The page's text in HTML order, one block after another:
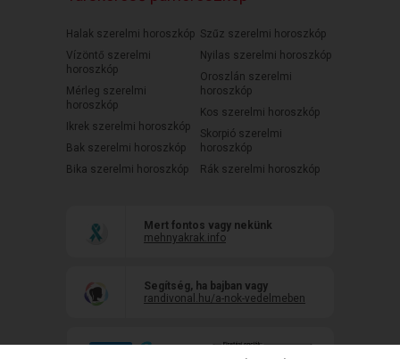
Halak szerelmi horoszkóp
Vízöntő szerelmi
horoszkóp
Mérleg szerelmi
horoszkóp
Ikrek szerelmi horoszkóp
Bak szerelmi horoszkóp
Bika szerelmi horoszkóp
Szűz szerelmi horoszkóp
Nyilas szerelmi horoszkóp
Oroszlán szerelmi
horoszkóp
Kos szerelmi horoszkóp
Skorpió szerelmi
horoszkóp
Rák szerelmi horoszkóp
Mert fontos vagy nekünk
mehnyakrak.info
Segítség, ha bajban vagy
randivonal.hu/a-nok-vedelmeben